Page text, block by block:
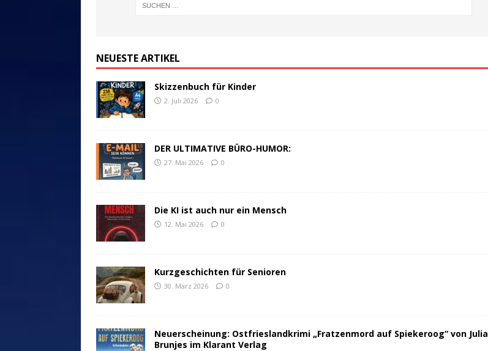
NEUESTE ARTIKEL
Skizzenbuch für Kinder
2. Juli 2026 0
DER ULTIMATIVE BÜRO-HUMOR:
27. Mai 2026 0
Die KI ist auch nur ein Mensch
12. Mai 2026 0
Kurzgeschichten für Senioren
30. März 2026 0
Neuerscheinung: Ostfrieslandkrimi „Fratzenmord auf Spiekeroog“ von Julia
Brunjes im Klarant Verlag